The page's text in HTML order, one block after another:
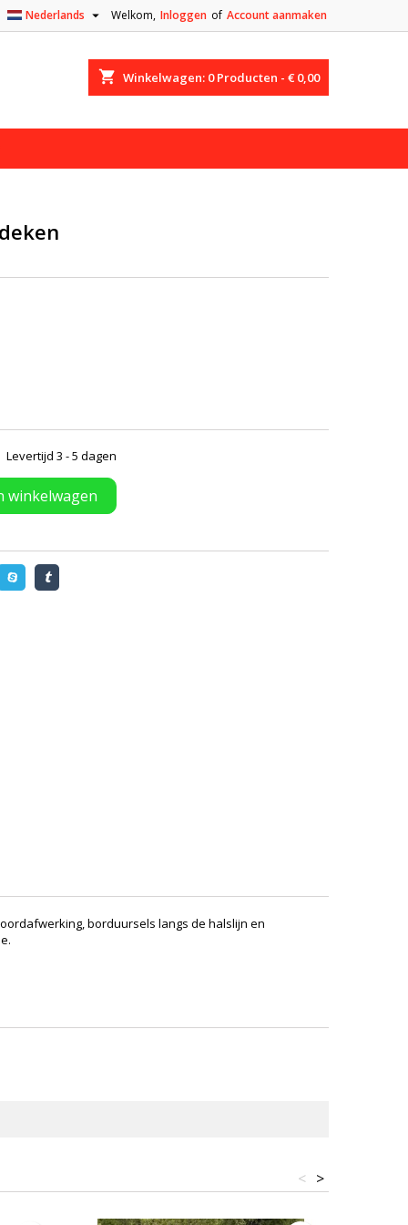
Welkom, Inloggen of Account aanmaken
Nederlands 
shopping_cart Winkelwagen: 0Producten - € 0,00
Levertijd 3 - 5 dagen
winkelwagen
borduursels langs de halslijn en
>
<